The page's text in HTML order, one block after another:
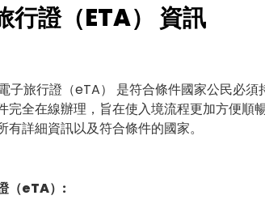
行證（ETA） 資訊
子旅行證（eTA） 是符合條件國家公民必須
完全在線辦理，旨在使入境流程更加方便順
有詳細資訊以及符合條件的國家。
（eTA）: